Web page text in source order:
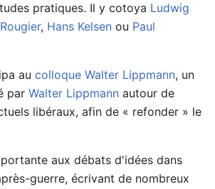
pratiques. Il y cotoya Ludwig
, Hans Kelsen ou Paul
au colloque Walter Lippmann, un
par Walter Lippmann autour de
libéraux, afin de « refonder » le
aux débats d'idées dans
guerre, écrivant de nombreux